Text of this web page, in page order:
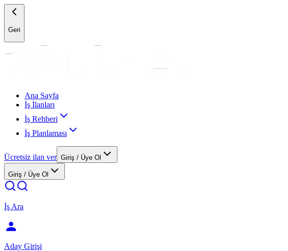
Geri
Ana Sayfa
İş İlanları
İş Rehberi
İş Planlaması
Ücretsiz ilan ver Giriş / Üye Ol
Giriş / Üye Ol
İş Ara
Aday Girişi